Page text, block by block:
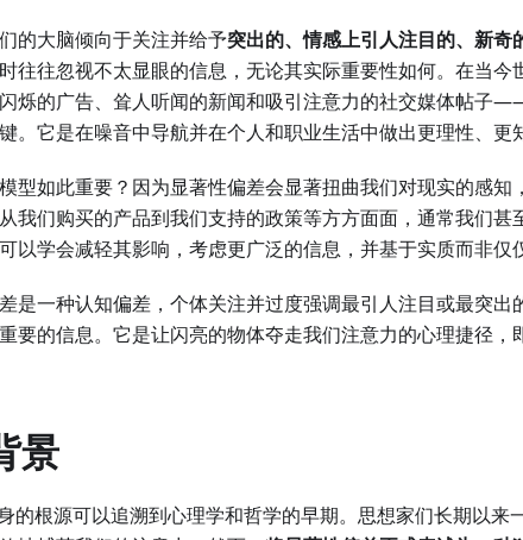
的大脑倾向于关注并给予突出的、情感上引人注目的、新奇
往往忽视不太显眼的信息，无论其实际重要性如何。在当今
的广告、耸人听闻的新闻和吸引注意力的社交媒体帖子
。它是在噪音中导航并在个人和职业生活中做出更理性、更
型如此重要？因为显著性偏差会显著扭曲我们对现实的感知
我们购买的产品到我们支持的政策等方方面面，通常我们甚
以学会减轻其影响，考虑更广泛的信息，并基于实质而非仅
是一种认知偏差，个体关注并过度强调最引人注目或最突
要的信息。它是让闪亮的物体夺走我们注意力的心理捷径，
景
的根源可以追溯到心理学和哲学的早期。思想家们长期以来